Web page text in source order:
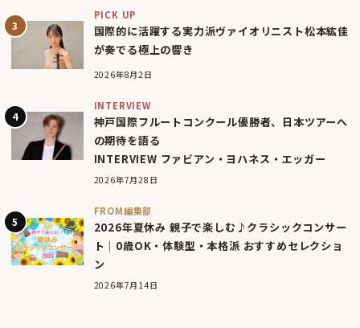
PICK UP
国際的に活躍する実力派ヴァイオリニスト松本紘佳
が奏でる極上の響き
2026年8月2日
INTERVIEW
神戸国際フルートコンクール優勝者、日本ツアーへ
の期待を語る
INTERVIEW ファビアン・ヨハネス・エッガー
2026年7月28日
FROM編集部
2026年夏休み 親子で楽しむ♪クラシックコンサー
ト｜0歳OK・体験型・本格派 おすすめセレクショ
ン
2026年7月14日